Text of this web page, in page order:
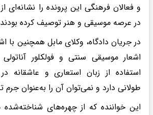
و فعالان فرهنگی این پرونده را نشانه‌ای
در عرصه موسیقی و هنر توصیف کرده
در جریان دادگاه، وکلای مابل همچنین با
اشعار موسیقی سنتی و فولکلور
استفاده از زبان استعاری و عاشقانه
طولانی دارد و نمی‌توان آن را به‌عنوان جرم
این خواننده که از چهره‌های